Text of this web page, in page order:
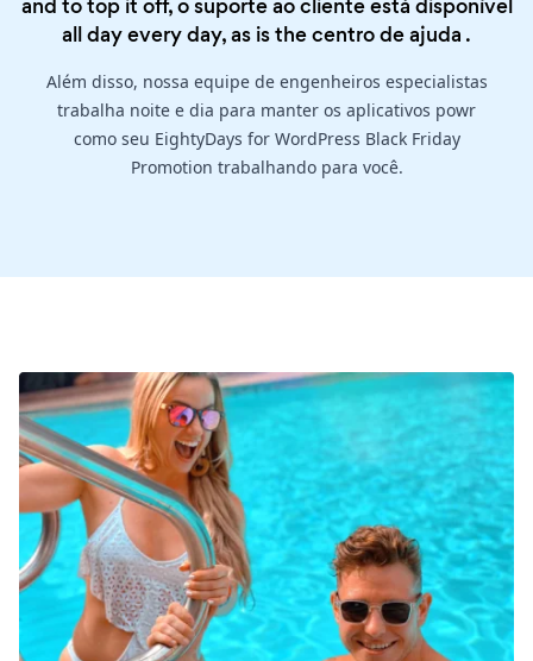
and to top it off, o suporte ao cliente está disponível
all day every day, as is thecentro de ajuda .
Além disso, nossa equipe de engenheiros especialistas
trabalha noite e dia para manter os aplicativos powr
como seu EightyDays for WordPress Black Friday
Promotion trabalhando para você.